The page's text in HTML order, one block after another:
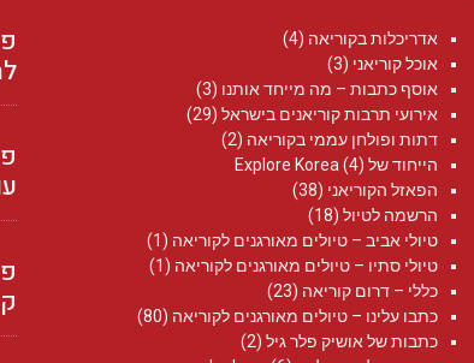
אדריכלות בקוריאה (4)
אוכל קוריאני (3)
אוסף כתבות – מה מייחד אותנו (3)
אירועי תרבות קוריאנים בישראל (29)
דתות ופולחן עממי בקוריאה (2)
הייחוד של Explore Korea (4)
הפאזל הקוריאני (38)
הרשמה לטיול (18)
טיולי אביב – טיולים מאורגנים לקוריאה (1)
טיולי סתיו – טיולים מאורגנים לקוריאה (1)
כללי – דרום קוריאה (23)
כתבו עלינו – טיולים מאורגנים לקוריאה (80)
כתבות של אושיק פלר גיל (2)